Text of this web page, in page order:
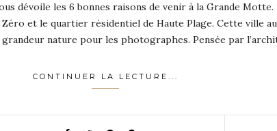
dévoile les 6 bonnes raisons de venir à la Grande
et le quartier résidentiel de Haute Plage. Cette ville
nature pour les photographes. Pensée par
CONTINUER LA LECTURE...